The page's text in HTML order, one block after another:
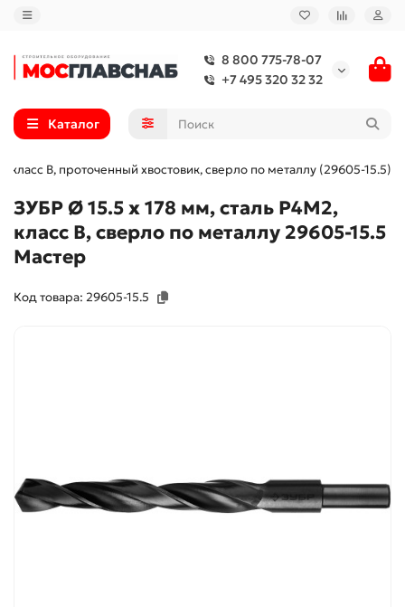
8 800 775-78-07
+7 495 320 32 32
Каталог
класс В, проточенный хвостовик, сверло по металлу (29605-15.5)
ЗУБР Ø 15.5 x 178 мм, сталь Р4М2,
класс В, сверло по металлу 29605-15.5
Мастер
Код товара: 29605-15.5